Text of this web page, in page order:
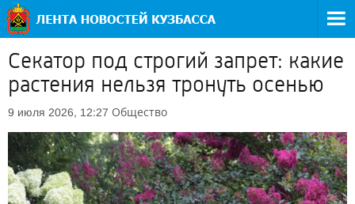
Секатор под строгий запрет: какие
растения нельзя тронуть осенью
9 июля 2026, 12:27 Общество